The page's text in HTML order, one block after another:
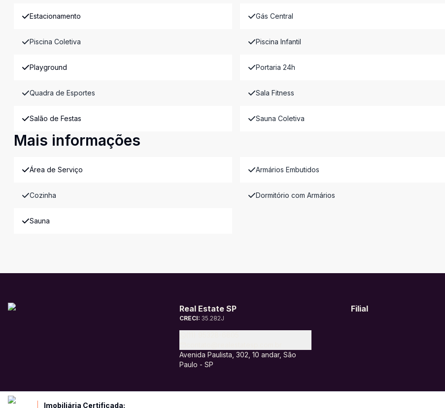
Estacionamento Gás Central
Piscina Coletiva Piscina Infantil
Playground Portaria 24h
Quadra de Esportes Sala Fitness
Salão de Festas Sauna Coletiva
Mais informações
Área de Serviço Armários Embutidos
Cozinha Dormitório com Armários
Sauna
Real Estate SP
CRECI: 35.282J
Avenida Paulista, 302, 10 andar, São
Paulo - SP
Filial
Imobiliária Certificada: